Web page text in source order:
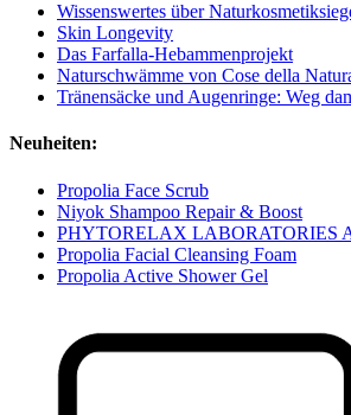
Wissenswertes über
Skin Longevity
Das Farfalla-Hebammenprojekt
Naturschwämme von Cose della
Tränensäcke und Augenringe: Weg
Neuheiten:
Propolia Face Scrub
Niyok Shampoo Repair & Boost
PHYTORELAX LABORATORIES
Propolia Facial Cleansing Foam
Propolia Active Shower Gel